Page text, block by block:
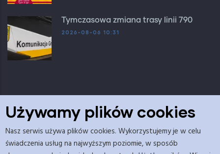
Tymczasowa zmiana trasy linii 790
2026-08-06 10:31
Adres redakcji: Urząd Gminy Dopiewo, Budynek C ul.
Używamy plików cookies
Nasz serwis używa plików cookies. Wykorzystujemy je w celu
świadczenia usług na najwyższym poziomie, w sposób